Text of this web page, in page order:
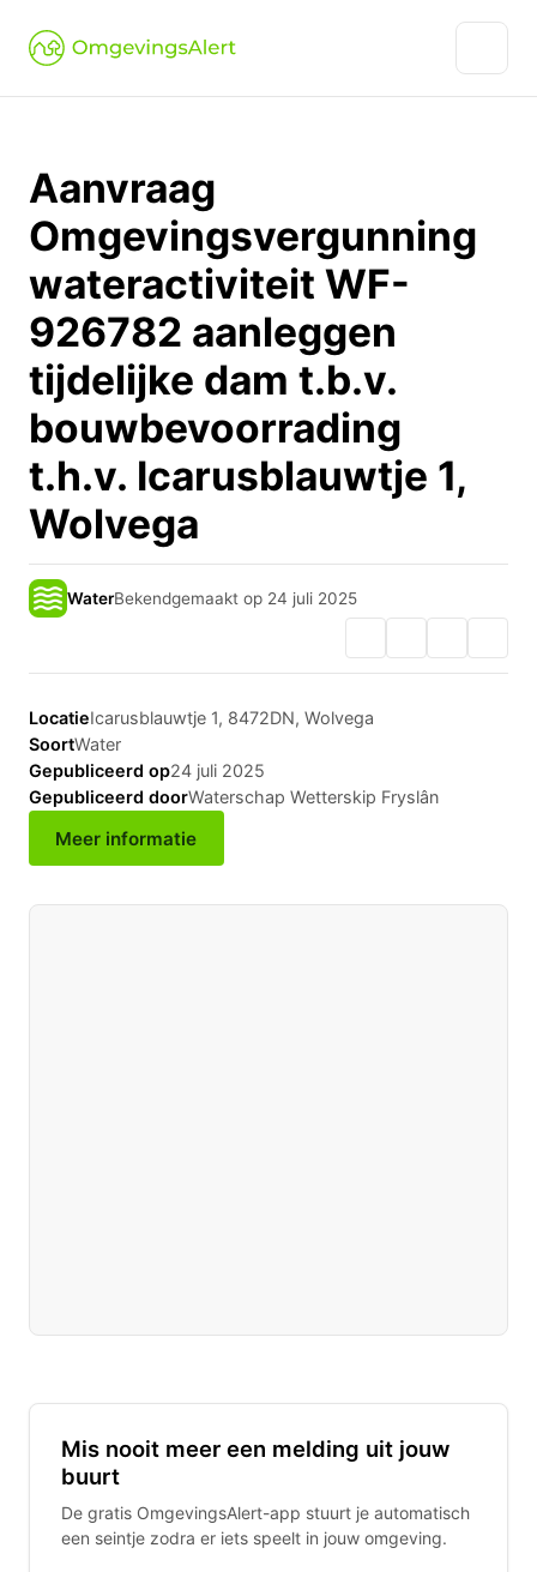
Aanvraag
Omgevingsvergunning
wateractiviteit WF-
926782 aanleggen
tijdelijke dam t.b.v.
bouwbevoorrading
t.h.v. Icarusblauwtje 1,
Wolvega
WaterBekendgemaakt op 24 juli 2025
LocatieIcarusblauwtje 1, 8472DN, Wolvega
SoortWater
Gepubliceerd op24 juli 2025
Gepubliceerd doorWaterschap Wetterskip Fryslân
Meer informatie
Mis nooit meer een melding uit jouw
buurt
De gratis OmgevingsAlert-app stuurt je automatisch
een seintje zodra er iets speelt in jouw omgeving.